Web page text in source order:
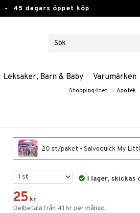
- 45 dagars öppet köp
Leksaker, Barn & Baby Varumärken
Shopping4net » Apotek
20 st/paket - Salvequick My
I lager, skickas
25 kr
Delbetala från 41 kr per månad.